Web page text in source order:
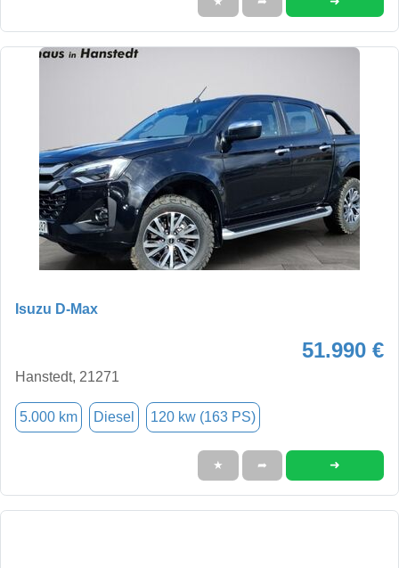
Isuzu D-Max
51.990 €
Hanstedt, 21271
5.000 km Diesel 120 kw (163 PS)
★ ➦ ➜